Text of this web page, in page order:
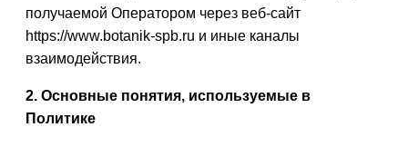
получаемой Оператором через веб-сайт
https://www.botanik-spb.ru и иные каналы
взаимодействия.
2. Основные понятия, используемые в
Политике